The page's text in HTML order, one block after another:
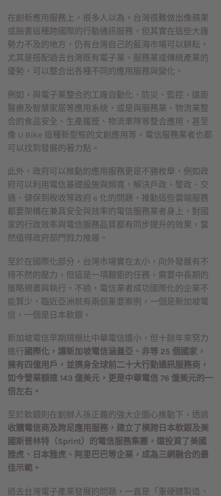
在創新應用服務上，很多人以為，台灣很難做出像蘋果
或臉書這種跨國際的行動通訊服務，但其實在這些大廠
勢力不及的地方，仍有台灣自己的藍海市場可以耕耘，
尤其是搭配過去台灣既有電子業、服務業或傳統產業的
優勢，可以整合出各種不同的應用服務與變化。
例如，與電子業整合的工廠自動化、防災、監控、遠距
醫療及智慧家居等應用系統，或是與服務業、物流業整
合的食品安全、生產履歷、物流車隊等整合應用，甚至
像 U Bike 這種新型態的文創應用等，電信服務業者也都
可以找到發展的著力點。
此外，政府可以推動的應用服務更是不勝枚舉，例如政
府可以利用電信基礎設施與頻寬，解決戶政、警政、交
通、健保到稅收等政府 e 化的問題，推動這些雲端服務
都要架構在兼具安全與效率的電信服務業者身上，對國
家的行政效率與電信服務品質都有同步提升的效果，當
然值得政府部門戮力推展。
至於在國際化部分，台灣市場實在太小，向外發展有不
得不然的壓力，但這是一項艱鉅的任務，需要中長期的
策略規畫與執行。不過，電信業者成功國際化的企業不
能算少，臨近亞洲就有兩個重要案例，一個是新加坡電
信，一個是日本軟銀。
新加坡電信早期規模比中華電信還小，但十餘年來努力
進行 國際化，讓新加坡電信涵蓋亞、非等 25 個國家，
擁有四億用戶，並擠身全球前二十大行動通訊服務商，
如今營業額達 143 億美元，更是中華電信 76 億美元的一
倍左右。
至於軟銀則在創辦人孫正義的強大企圖心推動下，透過
收購電信商及跨足應用服務，建立了橫跨日本軟銀及美
國斯普林特（Sprint）的電信服務集團，還投資了美國
雅虎、日本雅虎、阿里巴巴等企業，成為三網融合的最
佳示範。
過去台灣電子產業發展的問題，一直是「重硬體製造、